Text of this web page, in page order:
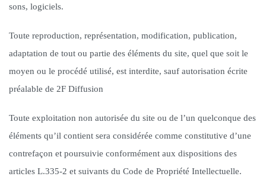
sons, logiciels.
Toute reproduction, représentation, modification, publication,
adaptation de tout ou partie des éléments du site, quel que soit le
moyen ou le procédé utilisé, est interdite, sauf autorisation écrite
préalable de 2F Diffusion
Toute exploitation non autorisée du site ou de l’un quelconque des
éléments qu’il contient sera considérée comme constitutive d’une
contrefaçon et poursuivie conformément aux dispositions des
articles L.335-2 et suivants du Code de Propriété Intellectuelle.